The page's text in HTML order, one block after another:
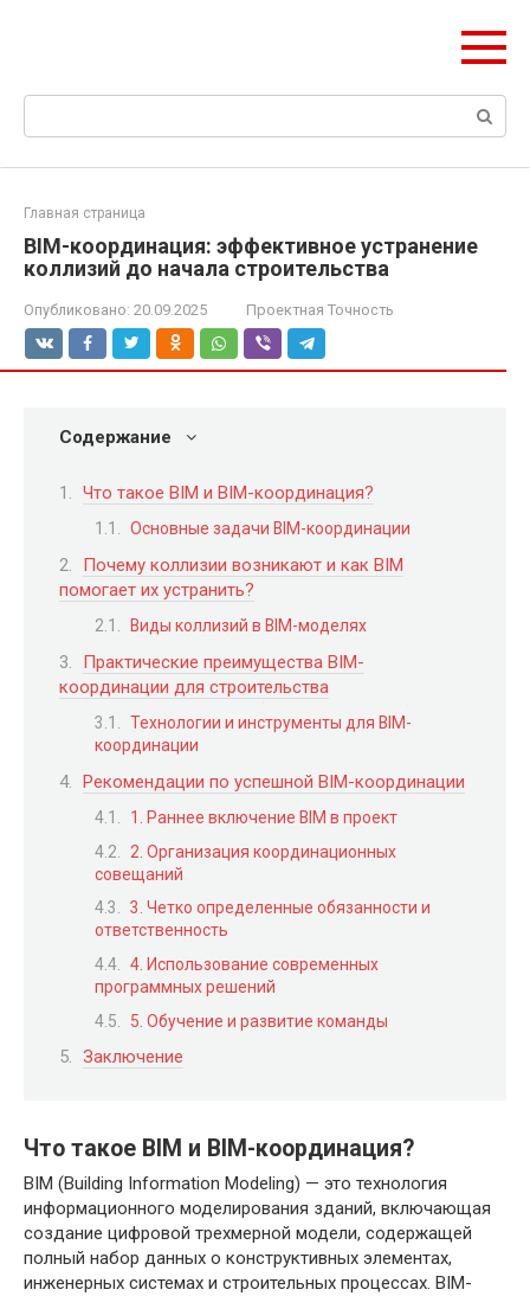
Поиск:
Главная страница
BIM-координация: эффективное устранение
коллизий до начала строительства
Опубликовано: 20.09.2025 Проектная Точность
Содержание
Что такое BIM и BIM-координация?
Основные задачи BIM-координации
Почему коллизии возникают и как BIM
помогает их устранить?
Виды коллизий в BIM-моделях
Практические преимущества BIM-
координации для строительства
Технологии и инструменты для BIM-
координации
Рекомендации по успешной BIM-координации
1. Раннее включение BIM в проект
2. Организация координационных
совещаний
3. Четко определенные обязанности и
ответственность
4. Использование современных
программных решений
5. Обучение и развитие команды
Заключение
Что такое BIM и BIM-координация?
BIM (Building Information Modeling) — это технология
информационного моделирования зданий, включающая
создание цифровой трехмерной модели, содержащей
полный набор данных о конструктивных элементах,
инженерных системах и строительных процессах. BIM-